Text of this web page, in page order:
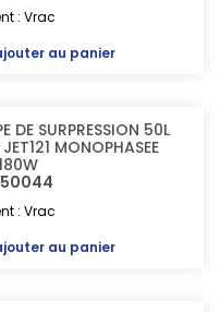
: Vrac
au panier
DE SURPRESSION 50L
MONOPHASEE
: Vrac
au panier